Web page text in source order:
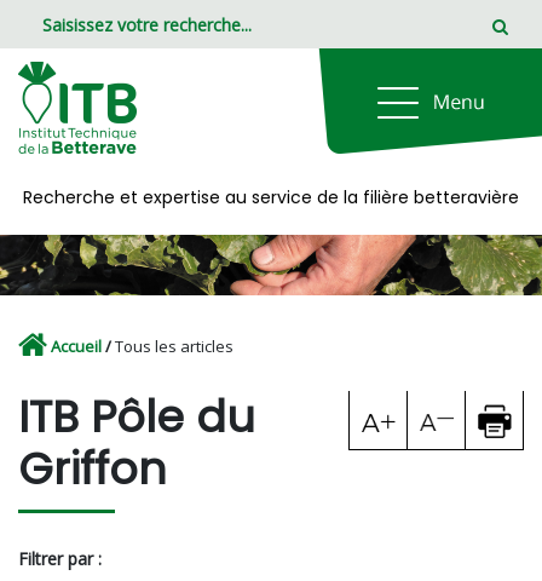
Recherche et expertise au service de la filière betteravière
Accueil/Tous les articles
ITB Pôle du
Griffon
Filtrer par :
Panneau de gestion des cookies